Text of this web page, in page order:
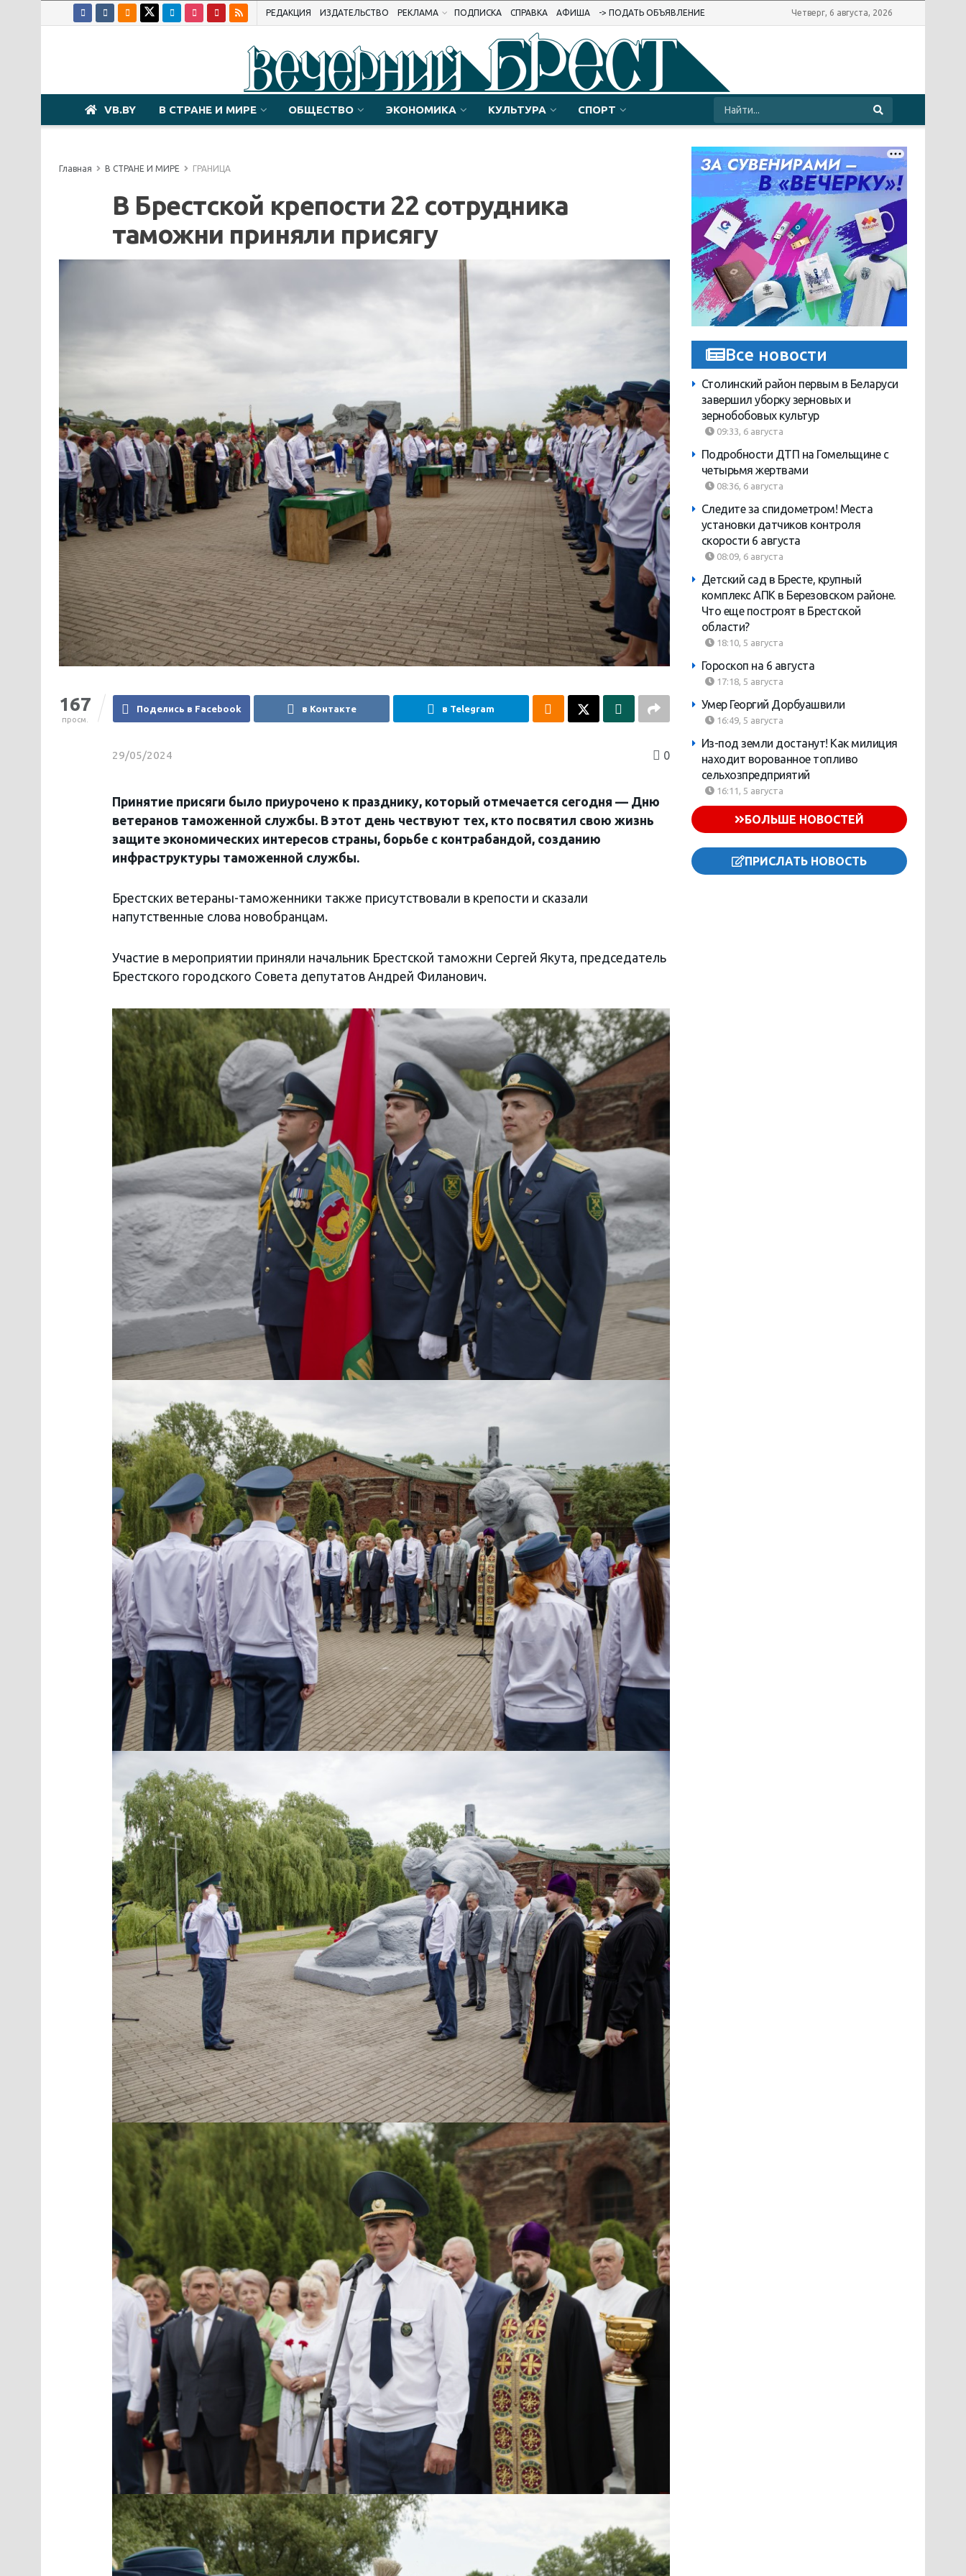
РЕДАКЦИЯ ИЗДАТЕЛЬСТВО РЕКЛАМА ПОДПИСКА СПРАВКА АФИША -> ПОДАТЬ ОБЪЯВЛЕНИЕ Четверг, 6 августа, 2026
VB.BY В СТРАНЕ И МИРЕ ОБЩЕСТВО ЭКОНОМИКА КУЛЬТУРА СПОРТ
Главная В СТРАНЕ И МИРЕ ГРАНИЦА
В Брестской крепости 22 сотрудника
таможни приняли присягу
167
просм.
Поделись в Facebook в Контакте в Telegram
29/05/2024 0
Принятие присяги было приурочено к празднику, который отмечается сегодня — Дню
ветеранов таможенной службы. В этот день чествуют тех, кто посвятил свою жизнь
защите экономических интересов страны, борьбе с контрабандой, созданию
инфраструктуры таможенной службы.
Брестских ветераны-таможенники также присутствовали в крепости и сказали
напутственные слова новобранцам.
Участие в мероприятии приняли начальник Брестской таможни Сергей Якута, председатель
Брестского городского Совета депутатов Андрей Филанович.
Все новости
Столинский район первым в Беларуси
завершил уборку зерновых и
зернобобовых культур
09:33, 6 августа
Подробности ДТП на Гомельщине с
четырьмя жертвами
08:36, 6 августа
Следите за спидометром! Места
установки датчиков контроля
скорости 6 августа
08:09, 6 августа
Детский сад в Бресте, крупный
комплекс АПК в Березовском районе.
Что еще построят в Брестской
области?
18:10, 5 августа
Гороскоп на 6 августа
17:18, 5 августа
Умер Георгий Дорбуашвили
16:49, 5 августа
Из-под земли достанут! Как милиция
находит ворованное топливо
сельхозпредприятий
16:11, 5 августа
БОЛЬШЕ НОВОСТЕЙ
ПРИСЛАТЬ НОВОСТЬ